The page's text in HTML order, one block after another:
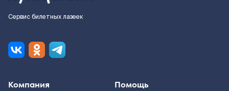
Сервис билетных лазеек
Компания Помощь